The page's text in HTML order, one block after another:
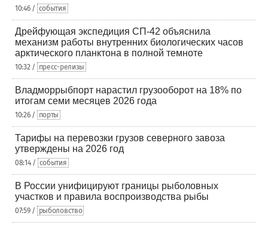
10:46 / события
Дрейфующая экспедиция СП-42 объяснила
механизм работы внутренних биологических часов
арктического планктона в полной темноте
10:32 / пресс-релизы
Владморрыбпорт нарастил грузооборот на 18% по
итогам семи месяцев 2026 года
10:26 / порты
Тарифы на перевозки грузов северного завоза
утверждены на 2026 год
08:14 / события
В России унифицируют границы рыболовных
участков и правила воспроизводства рыбы
07:59 / рыболовство